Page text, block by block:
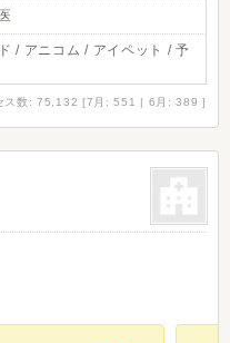
/ アニコム / アイペット / 予
ス数: 75,132 [7月: 551 | 6月: 389 ]